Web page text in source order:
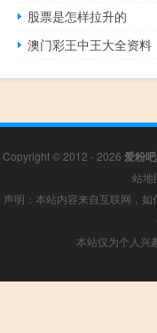
股票是怎样拉升的
Copyright © 2012 - 2026 爱粉
站地
声明：本站内容来自互联网，
本站仅为个人兴